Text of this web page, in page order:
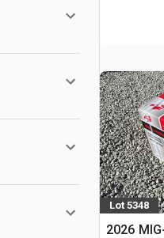
Lot 5348
2026